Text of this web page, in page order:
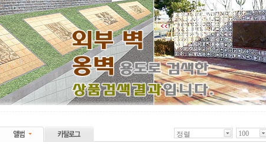
인테리어타일, 기능성 황토타일 조습 벽장재
[알림]숨쉬는 조습 벽장재 토와를 아세요?
* TOWA 가상시공 견적,주문 프로그램!!
- 토와 배치 디자인용 시뮬레이션 제공
* TOWA 회원가입시 6000 Point 제공 !!
-토와, 첫구매시 배송료 할인가 적용
100
정렬